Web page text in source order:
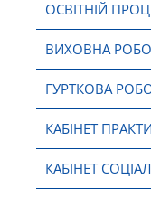
ОСВІТНІЙ
ВИХОВНА
ГУРТКОВА
КАБІНЕТ
КАБІНЕТ